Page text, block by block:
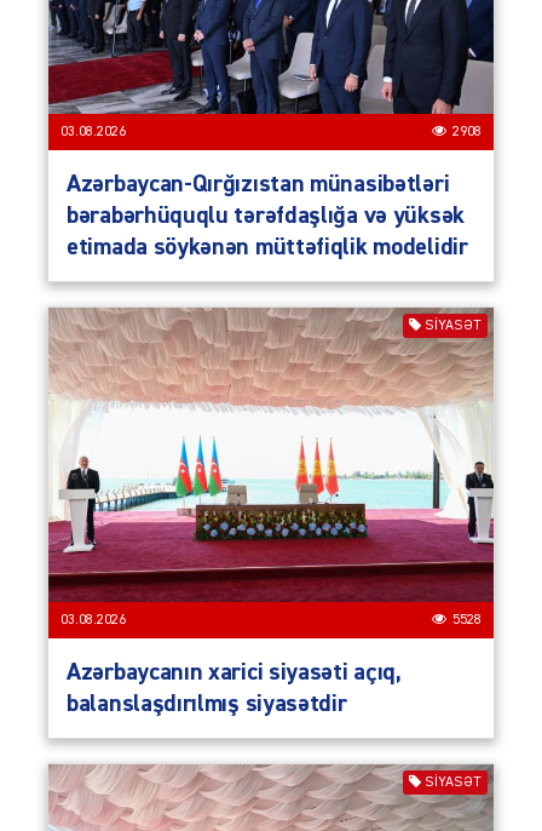
03.08.2026 2908
Azərbaycan-Qırğızıstan münasibətləri
bərabərhüquqlu tərəfdaşlığa və yüksək
etimada söykənən müttəfiqlik modelidir
SIYASƏT
03.08.2026 5528
Azərbaycanın xarici siyasəti açıq,
balanslaşdırılmış siyasətdir
SIYASƏT